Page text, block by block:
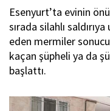
Esenyurt’ta evinin
sırada silahlı
eden mermiler
kaçan şüpheli ya da
başlattı.